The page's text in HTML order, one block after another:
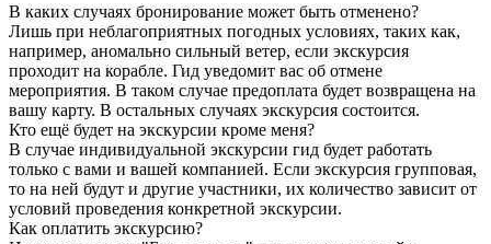
В каких случаях бронирование может быть отменено?
Лишь при неблагоприятных погодных условиях, таких как,
например, аномально сильный ветер, если экскурсия
проходит на корабле. Гид уведомит вас об отмене
мероприятия. В таком случае предоплата будет возвращена на
вашу карту. В остальных случаях экскурсия состоится.
Кто ещё будет на экскурсии кроме меня?
В случае индивидуальной экскурсии гид будет работать
только с вами и вашей компанией. Если экскурсия групповая,
то на ней будут и другие участники, их количество зависит от
условий проведения конкретной экскурсии.
Как оплатить экскурсию?